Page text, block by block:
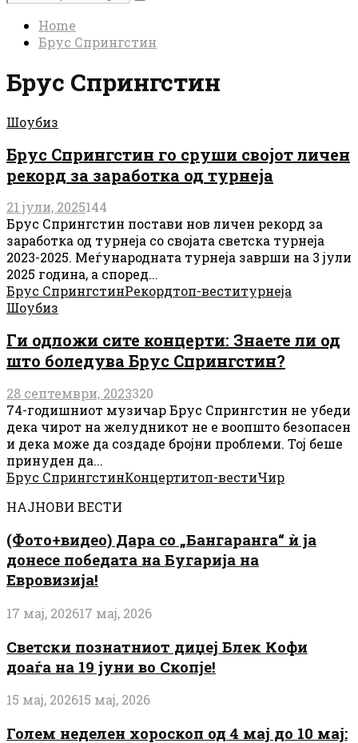
for:
Search
Home
Брус Спрингстин
Брус Спрингстин
Шоубиз
Брус Спрингстин го сруши својот личен
рекорд за заработка од турнеја
21 јули, 2025144
Брус Спрингстин постави нов личен рекорд за
заработка од турнеја со својата светска турнеја
2023-2025. Меѓународната турнеја заврши на 3 јули
2025 година, а според...
Брус СпрингстинРекордтоп-веститурнеја
Шоубиз
Ги одложи сите концерти: Знаете ли од
што боледува Брус Спрингстин?
28 септември, 2023320
74-годишниот музичар Брус Спрингстин не убеди
дека чирот на желудникот не е воопшто безопасен
и дека може да создаде бројни проблеми. Тој беше
принуден да...
Брус СпрингстинКонцертитоп-вестиЧир
НАЈНОВИ ВЕСТИ
(Фото+видео) Дара со „Бангаранга“ ѝ ја
донесе победата на Бугарија на
Евровизија!
17 мај, 202617 мај, 2026
Светски познатниот диџеј Блек Кофи
доаѓа на 19 јуни во Скопје!
15 мај, 202615 мај, 2026
Голем неделен хороскоп од 4 мај до 10 мај: